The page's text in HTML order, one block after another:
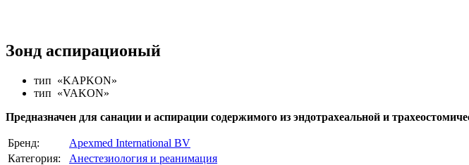
Зонд аспирационый
тип «KAPKON»
тип «VAKON»
Предназначен для санации и аспирации содержимого из эндотрахеальной и
Бренд:
Apexmed International BV
Категория:
Анестезиология и реанимация